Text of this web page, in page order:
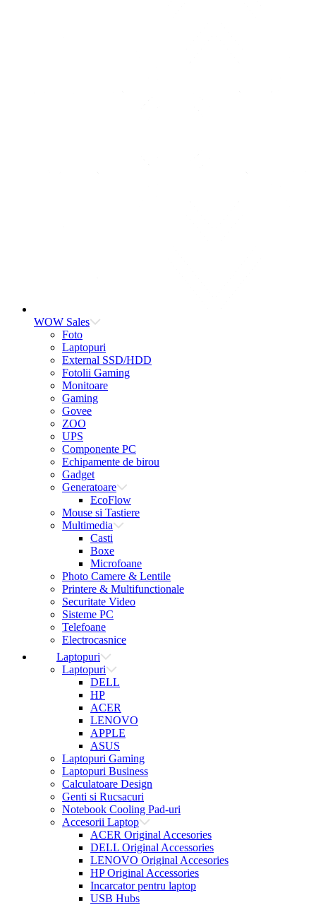
WOW Sales
Foto
Laptopuri
External SSD/HDD
Fotolii Gaming
Monitoare
Gaming
Govee
ZOO
UPS
Componente PC
Echipamente de birou
Gadget
Generatoare
EcoFlow
Mouse si Tastiere
Multimedia
Casti
Boxe
Microfoane
Photo Camere & Lentile
Printere & Multifunctionale
Securitate Video
Sisteme PC
Telefoane
Electrocasnice
Laptopuri
Laptopuri
DELL
HP
ACER
LENOVO
APPLE
ASUS
Laptopuri Gaming
Laptopuri Business
Calculatoare Design
Genti si Rucsacuri
Notebook Cooling Pad-uri
Accesorii Laptop
ACER Original Accesories
DELL Original Accessories
LENOVO Original Accesories
HP Original Accessories
Incarcator pentru laptop
USB Hubs